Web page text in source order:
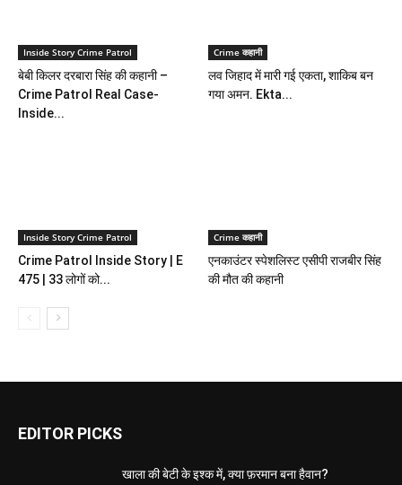
Inside Story Crime Patrol
बेबी किलर दरबारा सिंह की कहानी –
Crime Patrol Real Case-
Inside...
Crime कहानी
लव जिहाद में मारी गई एकता, शाकिब बन
गया अमन. Ekta...
Inside Story Crime Patrol
Crime Patrol Inside Story | E
475 | 33 लोगों को...
Crime कहानी
एनकाउंटर स्पेशलिस्ट एसीपी राजबीर सिंह
की मौत की कहानी
EDITOR PICKS
खाला की बेटी के इश्क में, क्या फ़रमान बना हैवान?